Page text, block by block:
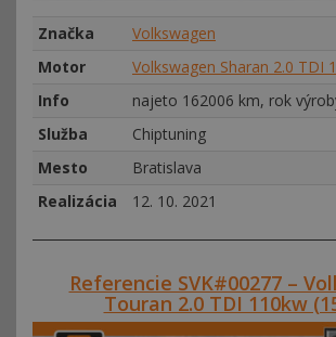
Značka
Volkswagen
Motor
Volkswagen Sharan 2.0 TDI
Info
najeto 162006 km, rok
Služba
Chiptuning
Mesto
Bratislava
Realizácia
12. 10. 2021
Referencie SVK#00277 –
Touran 2.0 TDI 110kw